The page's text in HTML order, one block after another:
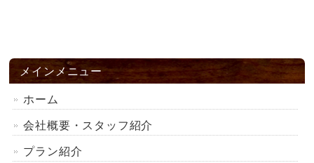
メインメニュー
ホーム
会社概要・スタッフ紹介
プラン紹介